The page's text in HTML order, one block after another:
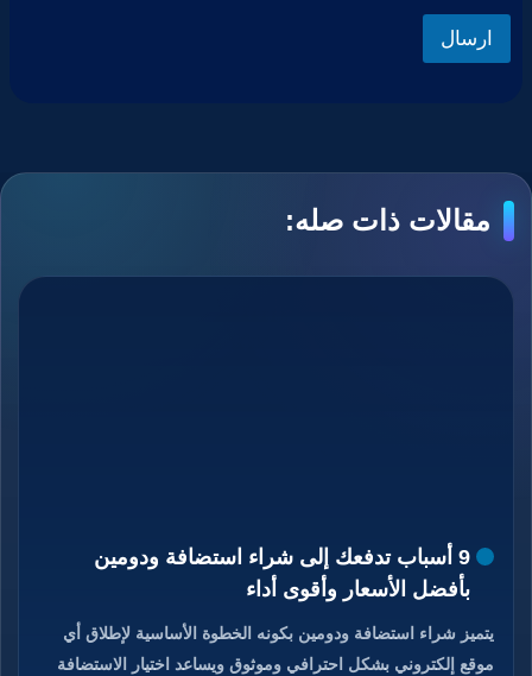
ارسال
مقالات ذات صله:
9 أسباب تدفعك إلى شراء استضافة ودومين
بأفضل الأسعار وأقوى أداء
يتميز شراء استضافة ودومين بكونه الخطوة الأساسية لإطلاق أي
موقع إلكتروني بشكل احترافي وموثوق ويساعد اختيار الاستضافة